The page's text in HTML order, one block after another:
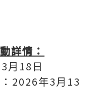
詳情：
月18日
2026年3月13